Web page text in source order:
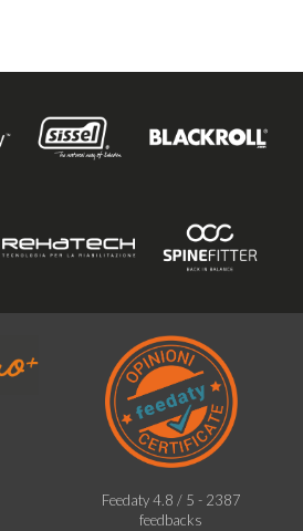
Feedaty4.8 / 5 - 2387
feedbacks